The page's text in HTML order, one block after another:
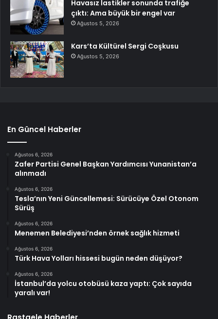
Havasız lastikler sonunda trafiğe
çıktı: Ama büyük bir engel var
Ağustos 5, 2026
Kars’ta Kültürel Sergi Coşkusu
Ağustos 5, 2026
En Güncel Haberler
Ağustos 6, 2026
Zafer Partisi Genel Başkan Yardımcısı Yunanistan’a
alınmadı
Ağustos 6, 2026
Tesla’nın Yeni Güncellemesi: Sürücüye Özel Otonom
Sürüş
Ağustos 6, 2026
Menemen Belediyesi’nden örnek sağlık hizmeti
Ağustos 6, 2026
Türk Hava Yolları hissesi bugün neden düşüyor?
Ağustos 6, 2026
İstanbul’da yolcu otobüsü kaza yaptı: Çok sayıda
yaralı var!